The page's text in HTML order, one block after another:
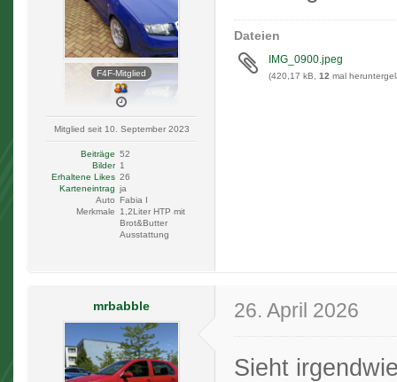
F4F-Mitglied
Mitglied seit 10. September 2023
Beiträge 52
Bilder 1
Erhaltene Likes 26
Karteneintrag ja
Auto Fabia I
Merkmale
1,2Liter HTP mit
Brot&Butter
Ausstattung
Dateien
IMG_0900.jpeg
(420,17 kB, 12 mal
mrbabble 26. April 2026
Sieht